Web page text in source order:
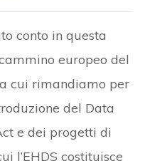
conto in questa
europeo del
cui rimandiamo per
del Data
e dei progetti di
l’EHDS costituisce